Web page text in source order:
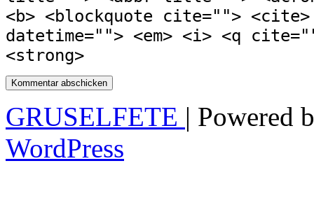
<b> <blockquote cite=""> <cite>
datetime=""> <em> <i> <q
<strong>
GRUSELFETE | Powered
WordPress